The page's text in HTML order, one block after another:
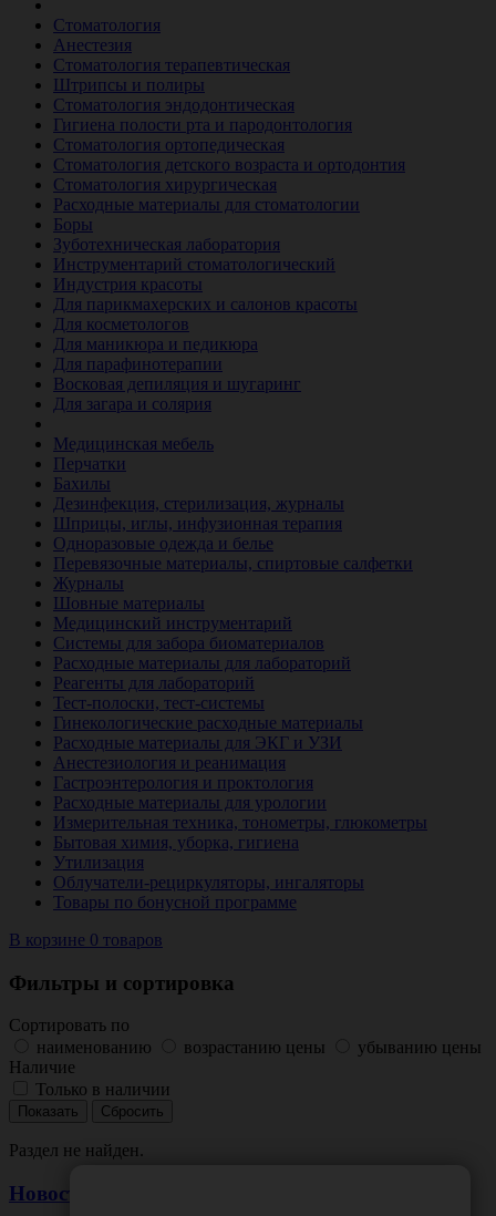
Стоматология
Анестезия
Стоматология терапевтическая
Штрипсы и полиры
Стоматология эндодонтическая
Гигиена полости рта и пародонтология
Стоматология ортопедическая
Стоматология детского возраста и ортодонтия
Стоматология хирургическая
Расходные материалы для стоматологии
Боры
Зуботехническая лаборатория
Инструментарий стоматологический
Индустрия красоты
Для парикмахерских и салонов красоты
Для косметологов
Для маникюра и педикюра
Для парафинотерапии
Восковая депиляция и шугаринг
Для загара и солярия
Медицинская мебель
Перчатки
Бахилы
Дезинфекция, стерилизация, журналы
Шприцы, иглы, инфузионная терапия
Одноразовые одежда и белье
Перевязочные материалы, спиртовые салфетки
Журналы
Шовные материалы
Медицинский инструментарий
Системы для забора биоматериалов
Расходные материалы для лабораторий
Реагенты для лабораторий
Тест-полоски, тест-системы
Гинекологические расходные материалы
Расходные материалы для ЭКГ и УЗИ
Анестезиология и реанимация
Гастроэнтерология и проктология
Расходные материалы для урологии
Измерительная техника, тонометры, глюкометры
Бытовая химия, уборка, гигиена
Утилизация
Облучатели-рециркуляторы, ингаляторы
Товары по бонусной программе
В корзине 0 товаров
Фильтры и сортировка
Сортировать по
наименованию
возрастанию цены
убыванию цены
Наличие
Только в наличии
Раздел не найден.
Новости